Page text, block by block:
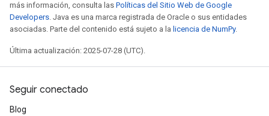
más información, consulta las Políticas del Sitio Web de Google
Developers. Java es una marca registrada de Oracle o sus entidades
asociadas. Parte del contenido está sujeto a la licencia de NumPy.
Última actualización: 2025-07-28 (UTC).
Seguir conectado
Blog